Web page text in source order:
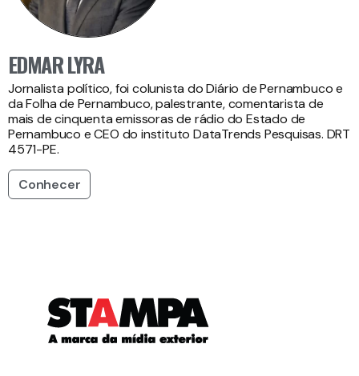
EDMAR LYRA
Jornalista político, foi colunista do Diário de Pernambuco e
da Folha de Pernambuco, palestrante, comentarista de
mais de cinquenta emissoras de rádio do Estado de
Pernambuco e CEO do instituto DataTrends Pesquisas. DRT
4571-PE.
Conhecer